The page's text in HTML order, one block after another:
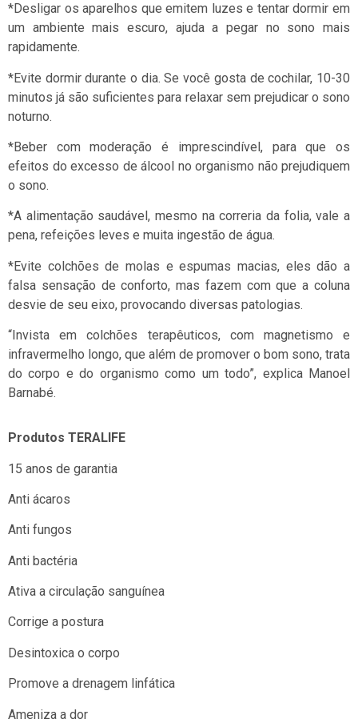
*Desligar os aparelhos que emitem luzes e tentar dormir em
um ambiente mais escuro, ajuda a pegar no sono mais
rapidamente.
*Evite dormir durante o dia. Se você gosta de cochilar, 10-30
minutos já são suficientes para relaxar sem prejudicar o sono
noturno.
*Beber com moderação é imprescindível, para que os
efeitos do excesso de álcool no organismo não prejudiquem
o sono.
*A alimentação saudável, mesmo na correria da folia, vale a
pena, refeições leves e muita ingestão de água.
*Evite colchões de molas e espumas macias, eles dão a
falsa sensação de conforto, mas fazem com que a coluna
desvie de seu eixo, provocando diversas patologias.
“Invista em colchões terapêuticos, com magnetismo e
infravermelho longo, que além de promover o bom sono, trata
do corpo e do organismo como um todo”, explica Manoel
Barnabé.
Produtos TERALIFE
15 anos de garantia
Anti ácaros
Anti fungos
Anti bactéria
Ativa a circulação sanguínea
Corrige a postura
Desintoxica o corpo
Promove a drenagem linfática
Ameniza a dor